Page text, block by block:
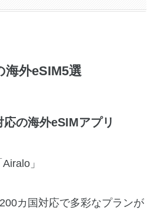
海外eSIM5選
の海外eSIMアプリ
」
カ国対応で多彩なプランが